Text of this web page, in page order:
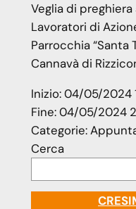
Veglia di preghiera
Lavoratori di
Parrocchia “Santa
Cannavà di
Inizio:04/05/2024
Fine:04/05/2024
Categorie:
Cerca